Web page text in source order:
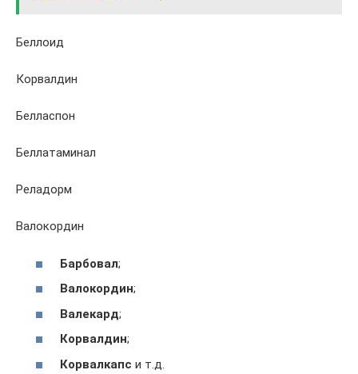
Беллоид
Корвалдин
Белласпон
Беллатаминал
Реладорм
Валокордин
Барбовал;
Валокордин;
Валекард;
Корвалдин;
Корвалкапс и т.д.